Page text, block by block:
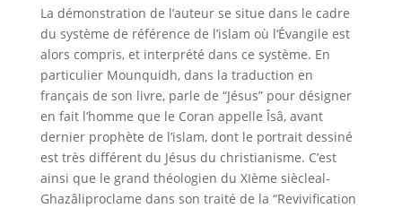
La démonstration de l’auteur se situe dans le cadre
du système de référence de l’islam où l‘Évangile est
alors compris, et interprété dans ce système. En
particulier Mounquidh, dans la traduction en
français de son livre, parle de “Jésus” pour désigner
en fait l’homme que le Coran appelle Îsâ, avant
dernier prophète de l’islam, dont le portrait dessiné
est très différent du Jésus du christianisme. C’est
ainsi que le grand théologien du XIème siècleal-
Ghazâliproclame dans son traité de la “Revivification